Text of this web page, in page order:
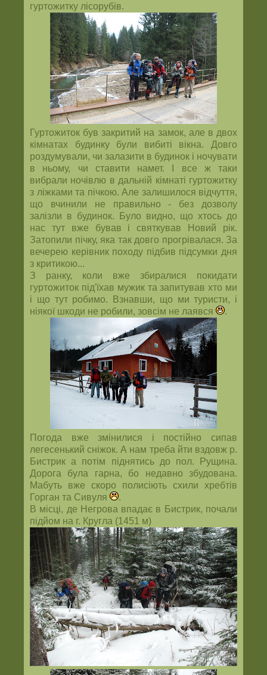
гуртожитку лісорубів.
Гуртожиток був закритий на замок, але в двох
кімнатах будинку були вибиті вікна. Довго
роздумували, чи залазити в будинок і ночувати
в ньому, чи ставити намет. І все ж таки
вибрали ночівлю в дальній кімнаті гуртожитку
з ліжками та пічкою. Але залишилося відчуття,
що вчинили не правильно - без дозволу
залізли в будинок. Було видно, що хтось до
нас тут вже бував і святкував Новий рік.
Затопили пічку, яка так довго прогрівалася. За
вечерею керівник походу підбив підсумки дня
з критикою...
З ранку, коли вже збиралися покидати
гуртожиток під'їхав мужик та запитував хто ми
і що тут робимо. Взнавши, що ми туристи, і
ніякої шкоди не робили, зовсім не лаявся
.
Погода вже змінилися і постійно сипав
легесенький сніжок. А нам треба йти вздовж р.
Бистрик а потім піднятись до пол. Рущина.
Дорога була гарна, бо недавно збудована.
Мабуть вже скоро полисіють схили хребтів
Горган та Сивуля
.
В місці, де Негрова впадає в Бистрик, почали
підйом на г. Кругла (1451 м)